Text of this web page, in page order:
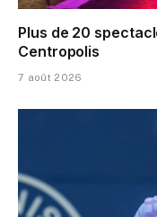
Plus de 20
Centropolis
7 août 2026